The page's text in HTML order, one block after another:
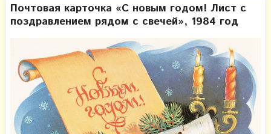
Почтовая карточка «С новым годом! Лист с
поздравлением рядом с свечей», 1984 год